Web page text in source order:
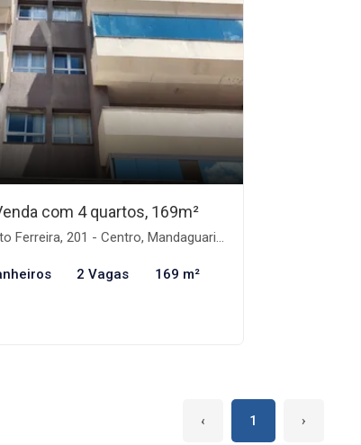
com 4 quartos, 169m²
Ferreira, 201 - Centro, Mandaguari-PR
2 Vagas 169 m²
‹ 1 ›